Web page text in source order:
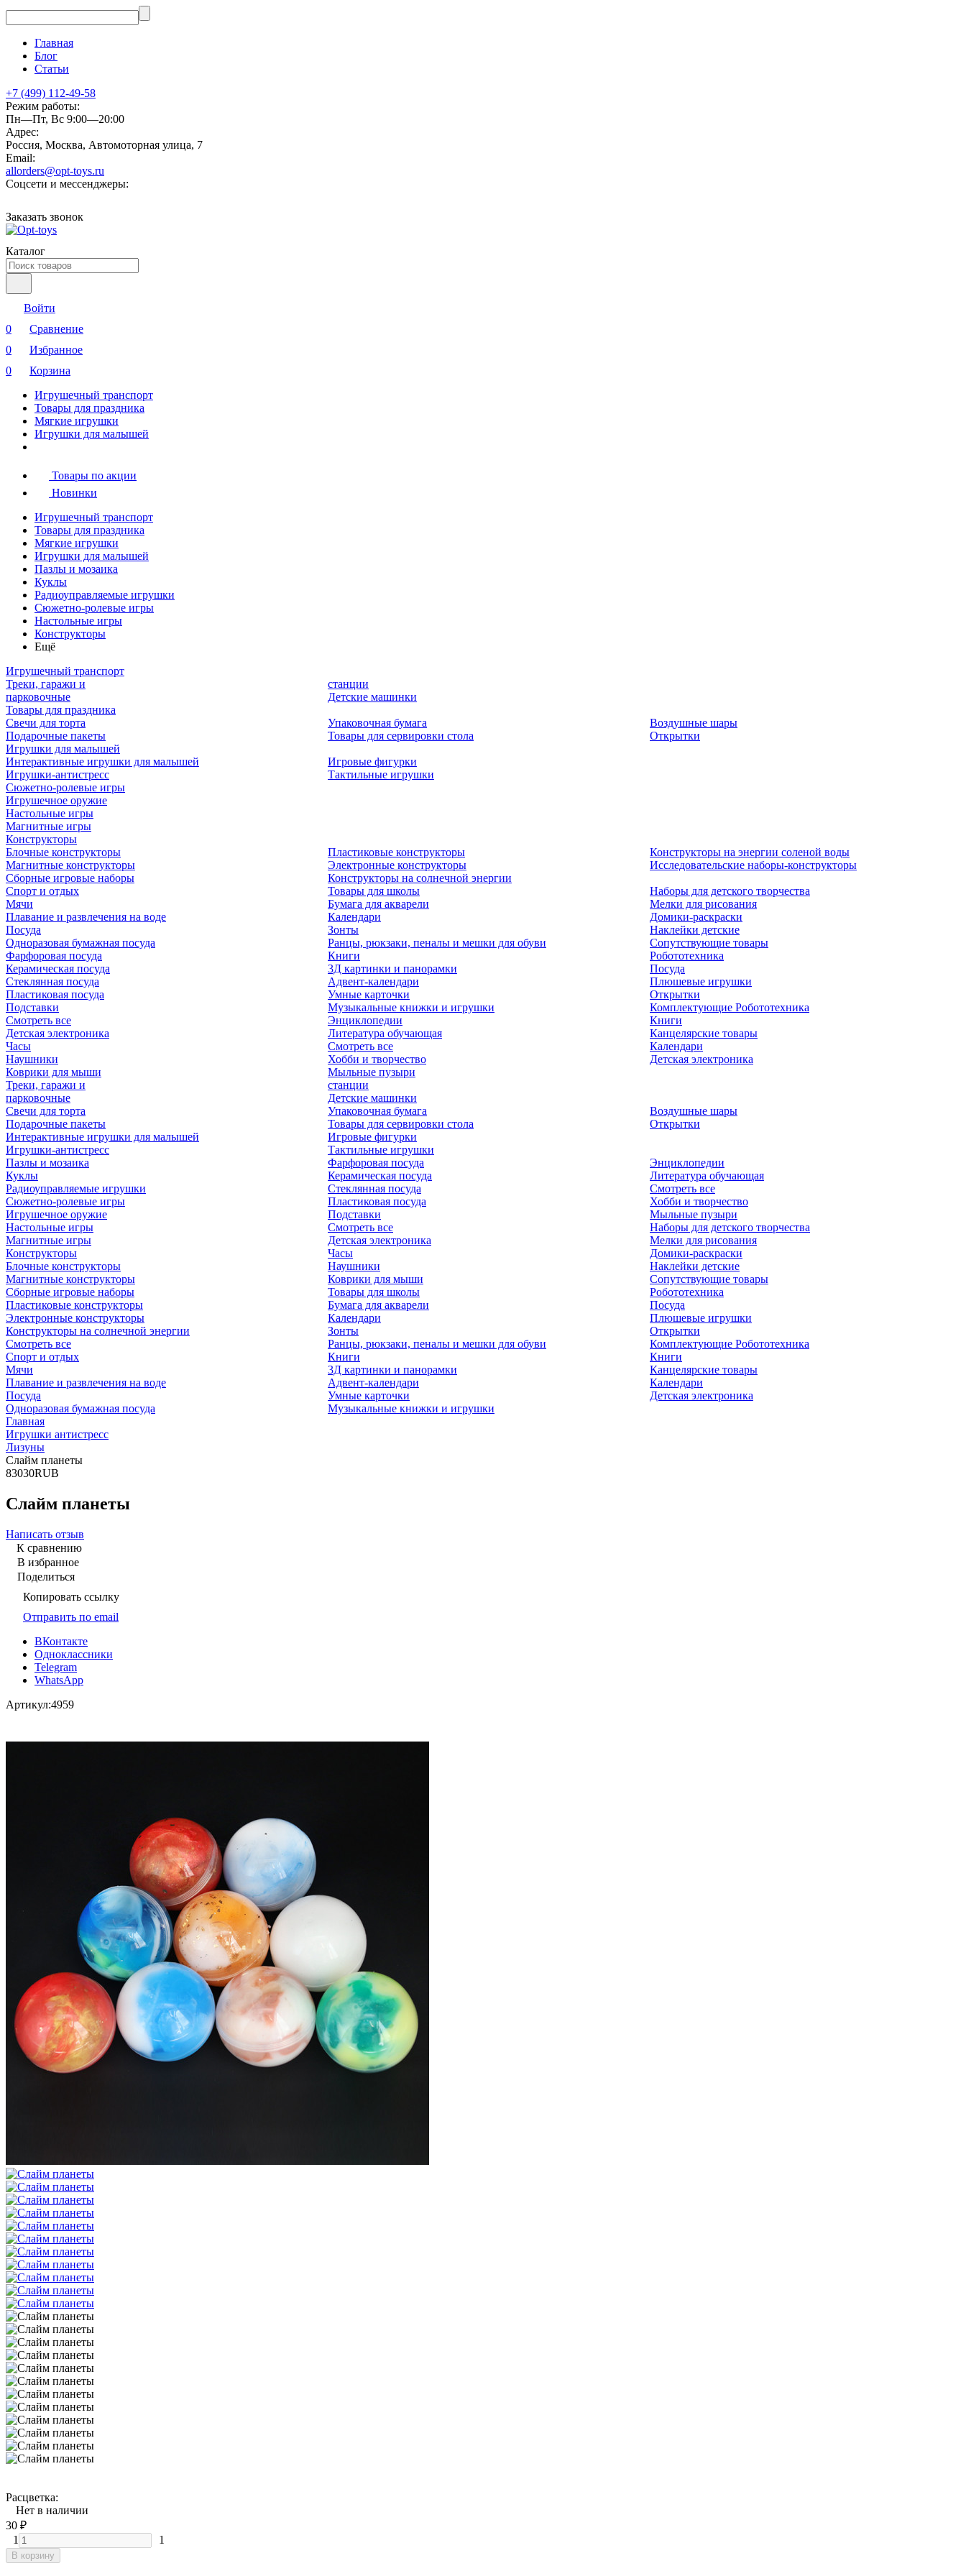
Главная
Блог
Статьи
+7 (499) 112-49-58
Режим работы:
Пн—Пт, Вс 9:00—20:00
Адрес:
Россия, Москва, Автомоторная улица, 7
Email:
allorders@opt-toys.ru
Соцсети и мессенджеры:
Заказать звонок
Каталог
Войти
0
Сравнение
0
Избранное
0
Корзина
Игрушечный транспорт
Товары для праздника
Мягкие игрушки
Игрушки для малышей
Товары по акции
Новинки
Игрушечный транспорт
Товары для праздника
Мягкие игрушки
Игрушки для малышей
Пазлы и мозаика
Куклы
Радиоуправляемые игрушки
Сюжетно-ролевые игры
Настольные игры
Конструкторы
Ещё
Игрушечный транспорт
Треки, гаражи и
парковочные
станции
Детские машинки
Товары для праздника
Свечи для торта
Подарочные пакеты
Упаковочная бумага
Товары для сервировки стола
Воздушные шары
Открытки
Игрушки для малышей
Интерактивные игрушки для малышей
Игрушки-антистресс
Игровые фигурки
Тактильные игрушки
Сюжетно-ролевые игры
Игрушечное оружие
Настольные игры
Магнитные игры
Конструкторы
Блочные конструкторы
Магнитные конструкторы
Сборные игровые наборы
Пластиковые конструкторы
Электронные конструкторы
Конструкторы на солнечной энергии
Конструкторы на энергии соленой воды
Исследовательские наборы-конструкторы
Спорт и отдых
Мячи
Плавание и развлечения на воде
Посуда
Одноразовая бумажная посуда
Фарфоровая посуда
Керамическая посуда
Стеклянная посуда
Пластиковая посуда
Подставки
Смотреть все
Детская электроника
Часы
Наушники
Коврики для мыши
Товары для школы
Бумага для акварели
Календари
Зонты
Ранцы, рюкзаки, пеналы и мешки для обуви
Книги
3Д картинки и панорамки
Адвент-календари
Умные карточки
Музыкальные книжки и игрушки
Энциклопедии
Литература обучающая
Смотреть все
Хобби и творчество
Мыльные пузыри
Наборы для детского творчества
Мелки для рисования
Домики-раскраски
Наклейки детские
Сопутствующие товары
Робототехника
Посуда
Плюшевые игрушки
Открытки
Комплектующие Робототехника
Книги
Канцелярские товары
Календари
Детская электроника
Треки, гаражи и
парковочные
станции
Детские машинки
Свечи для торта
Подарочные пакеты
Упаковочная бумага
Товары для сервировки стола
Воздушные шары
Открытки
Интерактивные игрушки для малышей
Игрушки-антистресс
Игровые фигурки
Тактильные игрушки
Пазлы и мозаика
Куклы
Радиоуправляемые игрушки
Сюжетно-ролевые игры
Игрушечное оружие
Настольные игры
Магнитные игры
Конструкторы
Блочные конструкторы
Магнитные конструкторы
Сборные игровые наборы
Пластиковые конструкторы
Электронные конструкторы
Конструкторы на солнечной энергии
Смотреть все
Спорт и отдых
Мячи
Плавание и развлечения на воде
Посуда
Одноразовая бумажная посуда
Фарфоровая посуда
Керамическая посуда
Стеклянная посуда
Пластиковая посуда
Подставки
Смотреть все
Детская электроника
Часы
Наушники
Коврики для мыши
Товары для школы
Бумага для акварели
Календари
Зонты
Ранцы, рюкзаки, пеналы и мешки для обуви
Книги
3Д картинки и панорамки
Адвент-календари
Умные карточки
Музыкальные книжки и игрушки
Энциклопедии
Литература обучающая
Смотреть все
Хобби и творчество
Мыльные пузыри
Наборы для детского творчества
Мелки для рисования
Домики-раскраски
Наклейки детские
Сопутствующие товары
Робототехника
Посуда
Плюшевые игрушки
Открытки
Комплектующие Робототехника
Книги
Канцелярские товары
Календари
Детская электроника
Главная
Игрушки антистресс
Лизуны
Слайм планеты
83030RUB
Слайм планеты
Написать отзыв
К сравнению
В избранное
Поделиться
Копировать ссылку
Отправить по email
ВКонтакте
Одноклассники
Telegram
WhatsApp
Артикул:4959
Расцветка:
Нет в наличии
30 ₽
1
1
В корзину